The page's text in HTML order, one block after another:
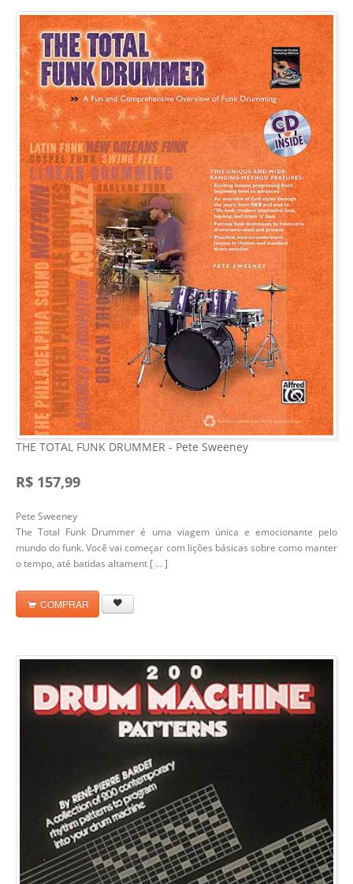
THE TOTAL FUNK DRUMMER - Pete Sweeney
R$ 157,99
Pete Sweeney
The Total Funk Drummer é uma viagem única e emocionante pelo
mundo do funk. Você vai começar com lições básicas sobre como manter
o tempo, até batidas altament [ ...]
COMPRAR